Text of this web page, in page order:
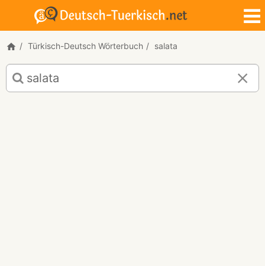
Türkisch-Deutsch Wörterbuch salata
Türkisch-
Deutsch
Übersetzung